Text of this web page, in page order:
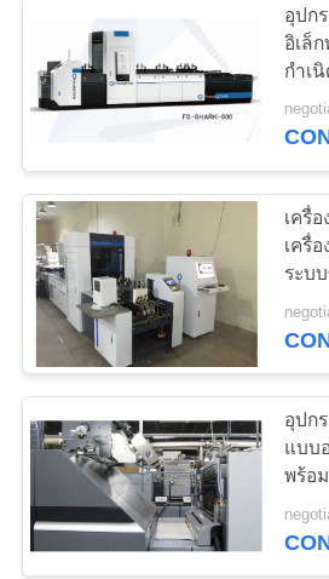
PRIVACY
POLICY
อุปก
อิเล็
กำเ
คว
กล่อ
เครื่
เครื่
ระบ
อุปก
แบบ
พร้อ
ระบ